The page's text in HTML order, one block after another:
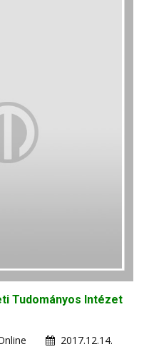
Tudományos Intézet
2017.12.14.